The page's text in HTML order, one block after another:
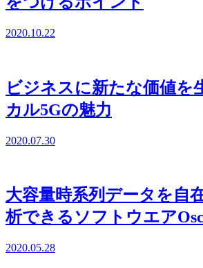
2020.10.22
ビジネスに新たな価値を
カル5Gの魅力
2020.07.30
大容量時系列データを自
析できるソフトウエア
2020.05.28